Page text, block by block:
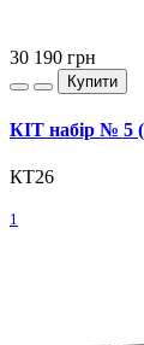
30 190 грн
Купити
КІТ набір № 5
КТ26
1